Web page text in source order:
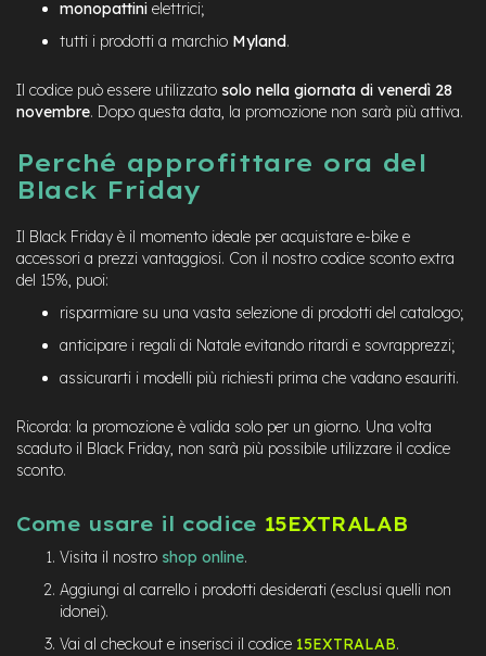
monopattini elettrici;
tutti i prodotti a marchio Myland.
Il codice può essere utilizzato solo nella giornata di venerdì 28
novembre. Dopo questa data, la promozione non sarà più attiva.
Perché approfittare ora del
Black Friday
Il Black Friday è il momento ideale per acquistare e-bike e
accessori a prezzi vantaggiosi. Con il nostro codice sconto extra
del 15%, puoi:
risparmiare su una vasta selezione di prodotti del catalogo;
anticipare i regali di Natale evitando ritardi e sovrapprezzi;
assicurarti i modelli più richiesti prima che vadano esauriti.
Ricorda: la promozione è valida solo per un giorno. Una volta
scaduto il Black Friday, non sarà più possibile utilizzare il codice
sconto.
Come usare il codice 15EXTRALAB
Visita il nostro shop online.
Aggiungi al carrello i prodotti desiderati (esclusi quelli non
idonei).
Vai al checkout e inserisci il codice 15EXTRALAB.